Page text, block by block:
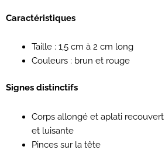
Caractéristiques
Taille : 1,5 cm à 2 cm long
Couleurs : brun et rouge
Signes distinctifs
Corps allongé et aplati recouvert
et luisante
Pinces sur la tête